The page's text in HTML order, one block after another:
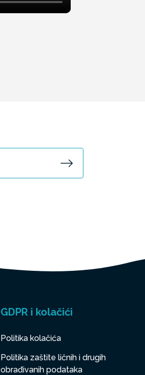
GDPR i kolačići
Politika kolačića
Politika zaštite ličnih i drugih
obrađivanih podataka